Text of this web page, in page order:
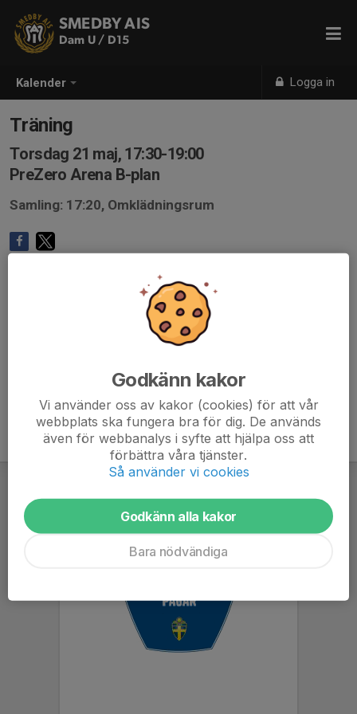
Kalender Logga in
SMEDBY AIS
Dam U / D15
Träning
Torsdag 21 maj, 17:30-19:00
PreZero Arena B-plan
Samling: 17:20, Omklädningsrum
Godkänn kakor
Vi använder oss av kakor (cookies) för att vår
webbplats ska fungera bra för dig. De används
även för webbanalys i syfte att hjälpa oss att
förbättra våra tjänster.
Så använder vi cookies
Godkänn alla kakor
Bara nödvändiga